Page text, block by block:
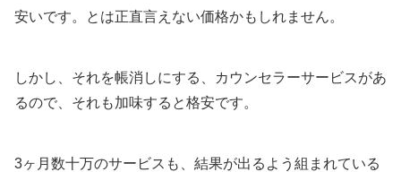
安いです。とは正直言えない価格かもしれません。
しかし、それを帳消しにする、カウンセラーサービスがあ
るので、それも加味すると格安です。
3ヶ月数十万のサービスも、結果が出るよう組まれている